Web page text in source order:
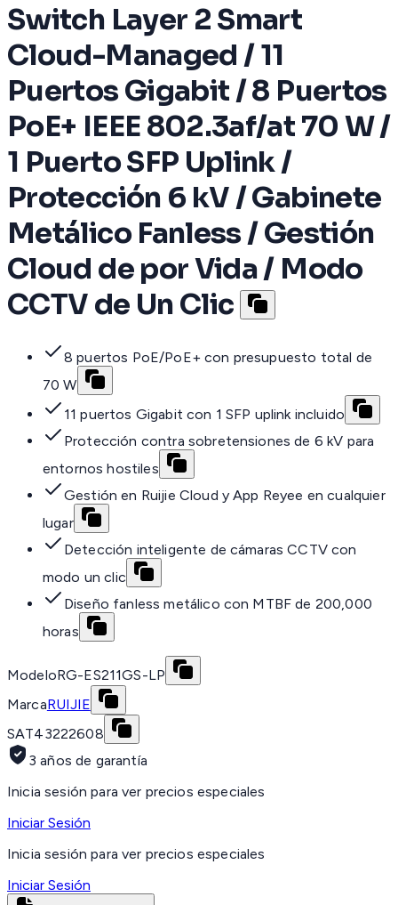
Switch Layer 2 Smart
Cloud-Managed / 11
Puertos Gigabit / 8 Puertos
PoE+ IEEE 802.3af/at 70 W /
1 Puerto SFP Uplink /
Protección 6 kV / Gabinete
Metálico Fanless / Gestión
Cloud de por Vida / Modo
CCTV de Un Clic
8 puertos PoE/PoE+ con presupuesto total de
70 W
11 puertos Gigabit con 1 SFP uplink incluido
Protección contra sobretensiones de 6 kV para
entornos hostiles
Gestión en Ruijie Cloud y App Reyee en cualquier
lugar
Detección inteligente de cámaras CCTV con
modo un clic
Diseño fanless metálico con MTBF de 200,000
horas
ModeloRG-ES211GS-LP
MarcaRUIJIE
SAT43222608
3 años de garantía
Inicia sesión para ver precios especiales
Iniciar Sesión
Inicia sesión para ver precios especiales
Iniciar Sesión